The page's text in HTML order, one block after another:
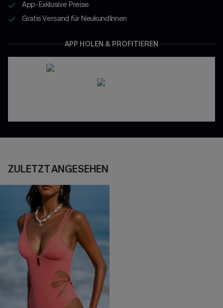
App-Exklusive Preise
Gratis Versand für NeukundInnen
APP HOLEN & PROFITIEREN
ZULETZT ANGESEHEN